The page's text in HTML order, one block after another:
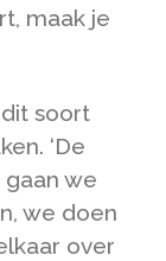
maak je
soort
‘De
we
we doen
over